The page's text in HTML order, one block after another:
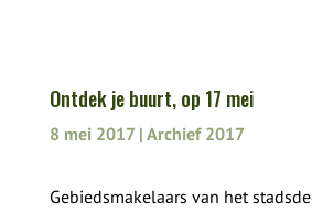
Ontdek je buurt, op 17 mei
8 mei 2017| Archief 2017
Gebiedsmakelaars van het